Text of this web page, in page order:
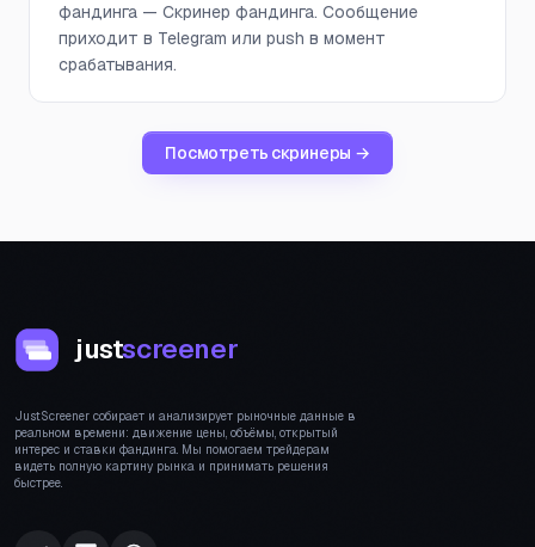
фандинга — Скринер фандинга. Сообщение
приходит в Telegram или push в момент
срабатывания.
Посмотреть скринеры →
justscreener
JustScreener собирает и анализирует рыночные данные в
реальном времени: движение цены, объёмы, открытый
интерес и ставки фандинга. Мы помогаем трейдерам
видеть полную картину рынка и принимать решения
быстрее.